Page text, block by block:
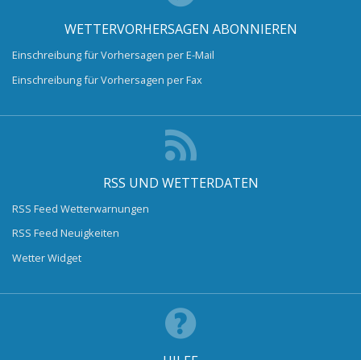
WETTERVORHERSAGEN ABONNIEREN
Einschreibung für Vorhersagen per E-Mail
Einschreibung für Vorhersagen per Fax
RSS UND WETTERDATEN
RSS Feed Wetterwarnungen
RSS Feed Neuigkeiten
Wetter Widget